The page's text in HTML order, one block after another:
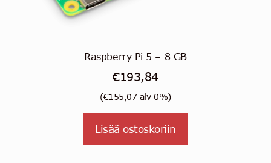
Raspberry Pi 5 – 8 GB
€193,84
(€155,07 alv 0%)
Lisää ostoskoriin